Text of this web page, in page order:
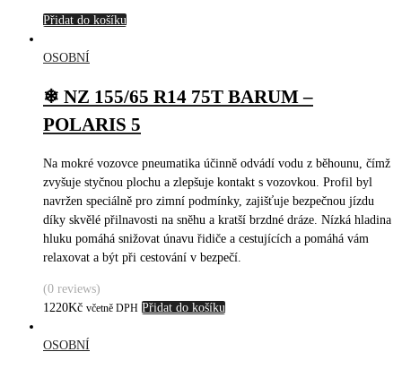
Přidat do košíku
OSOBNÍ
❄ NZ 155/65 R14 75T BARUM –
POLARIS 5
Na mokré vozovce pneumatika účinně odvádí vodu z běhounu, čímž
zvyšuje styčnou plochu a zlepšuje kontakt s vozovkou. Profil byl
navržen speciálně pro zimní podmínky, zajišťuje bezpečnou jízdu
díky skvělé přilnavosti na sněhu a kratší brzdné dráze. Nízká hladina
hluku pomáhá snižovat únavu řidiče a cestujících a pomáhá vám
relaxovat a být při cestování v bezpečí.
(0 reviews)
1220Kč včetně DPH Přidat do košíku
OSOBNÍ